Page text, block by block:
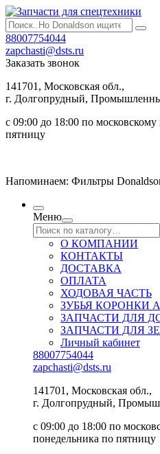
88007754044
zapchasti@dsts.ru
Заказать звонок
141701, Московская обл.,
г. Долгопрудный,
с 09:00 до 18:00 по
пятницу
Напоминаем: Фильтры
Меню
О КОМПАНИИ
КОНТАКТЫ
ДОСТАВКА
ОПЛАТА
ХОДОВАЯ ЧАСТЬ
ЗУБЬЯ КОРОНКИ
ЗАПЧАСТИ ДЛЯ
ЗАПЧАСТИ ДЛЯ
Личный кабинет
88007754044
zapchasti@dsts.ru
141701, Московская обл.,
г. Долгопрудный,
с 09:00 до 18:00 по
понедельника по пятницу